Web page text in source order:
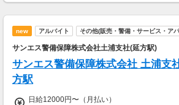
は対象外） └交通誘導2級以上の資格を所持さ
れている方は新任研修免除（現任研修はあり/
h）
new アルバイト その他(販売・警備・サービス・ア
サンエス警備保障株式会社土浦支社(延方駅)
サンエス警備保障株式会社 土浦支
方駅
日給12000円〜（月払い）